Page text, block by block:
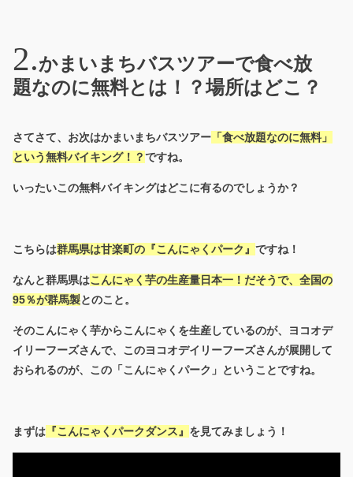
かまいまちバスツアーで食べ放
題なのに無料とは！？場所はどこ？
さてさて、お次はかまいまちバスツアー 「食べ放題なのに無料」
という無料バイキング！？ですね。
いったいこの無料バイキングはどこに有るのでしょうか？
こちらは群馬県は甘楽町の『こんにゃくパーク』 ですね！
なんと群馬県はこんにゃく芋の生産量日本一！だそうで、全国の
95％が群馬製とのこと。
そのこんにゃく芋からこんにゃくを生産しているのが、ヨコオデ
イリーフーズさんで、このヨコオデイリーフーズさんが展開して
おられるのが、この「こんにゃくパーク」ということですね。
まずは 『こんにゃくパークダンス』 を見てみましょう！